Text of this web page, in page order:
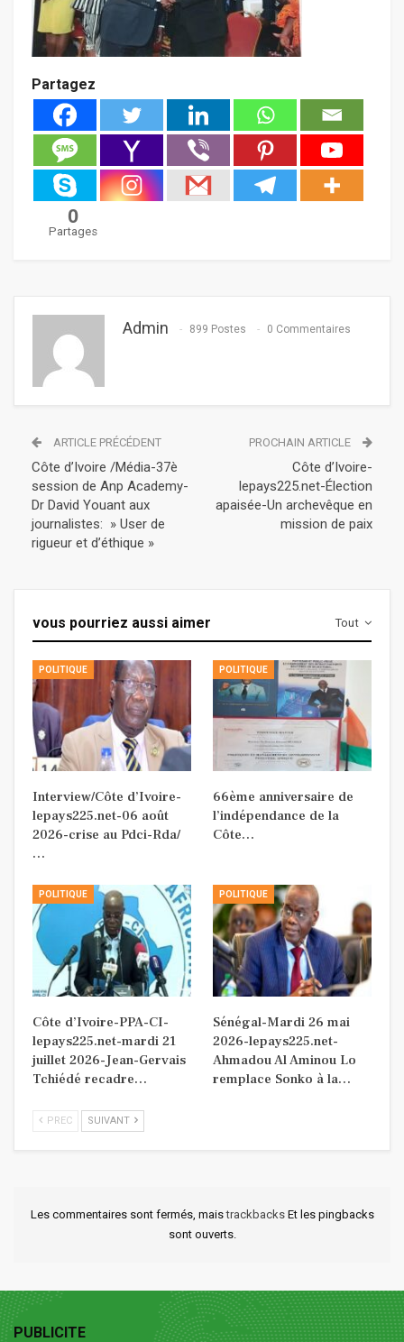
Partagez
0
Partages
Admin 899 Postes 0 Commentaires
ARTICLE PRÉCÉDENT
Côte d’Ivoire /Média-37è
session de Anp Academy-
Dr David Youant aux
journalistes: » User de
rigueur et d’éthique »
PROCHAIN ARTICLE
Côte d’Ivoire-
lepays225.net-Élection
apaisée-Un archevêque en
mission de paix
Tout
vous pourriez aussi aimer
POLITIQUE
Interview/Côte d’Ivoire-
lepays225.net-06 août
2026-crise au Pdci-Rda/
…
POLITIQUE
66ème anniversaire de
l’indépendance de la
Côte…
POLITIQUE
Côte d’Ivoire-PPA-CI-
lepays225.net-mardi 21
juillet 2026-Jean-Gervais
Tchiédé recadre…
POLITIQUE
Sénégal-Mardi 26 mai
2026-lepays225.net-
Ahmadou Al Aminou Lo
remplace Sonko à la…
PREC SUIVANT
Les commentaires sont fermés, maistrackbacks Et les pingbacks
sont ouverts.
PUBLICITE